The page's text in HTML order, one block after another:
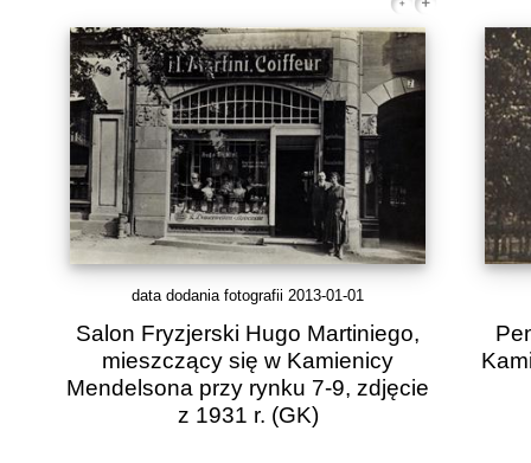
data dodania fotografii 2013-01-01
Salon Fryzjerski Hugo Martiniego,
mieszczący się w Kamienicy
Mendelsona przy rynku 7-9, zdjęcie
z 1931 r. (GK)